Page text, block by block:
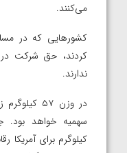
می‌کنند.
کشورهایی که در
کردند، حق شرکت
ندارند.
در وزن ۵۷